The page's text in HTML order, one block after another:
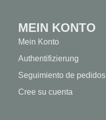
MEIN KONTO
Mein Konto
Authentifizierung
Seguimiento de pedidos
Cree su cuenta